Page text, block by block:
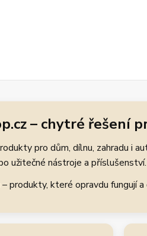
– chytré řešení
pro dům, dílnu, zahradu i
užitečné nástroje a příslušenství.
produkty, které opravdu fungují